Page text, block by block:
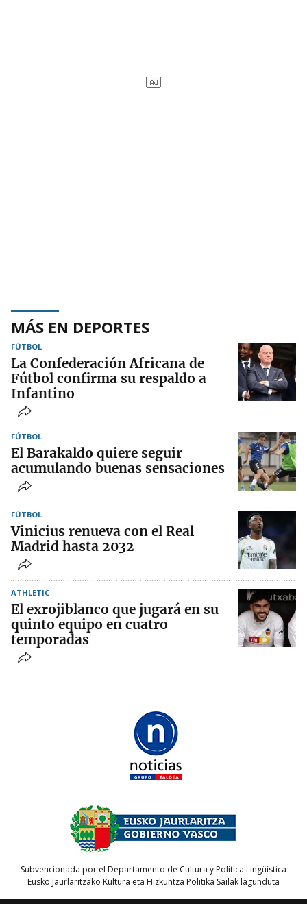
MÁS EN DEPORTES
FÚTBOL
La Confederación Africana de
Fútbol confirma su respaldo a
Infantino
FÚTBOL
El Barakaldo quiere seguir
acumulando buenas sensaciones
FÚTBOL
Vinicius renueva con el Real
Madrid hasta 2032
ATHLETIC
El exrojiblanco que jugará en su
quinto equipo en cuatro
temporadas
Subvencionada por el Departamento de Cultura y Política Lingüística
Eusko Jaurlaritzako Kultura eta Hizkuntza Politika Sailak lagunduta